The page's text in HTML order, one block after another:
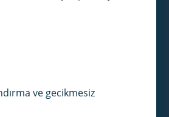
ve gecikmesiz